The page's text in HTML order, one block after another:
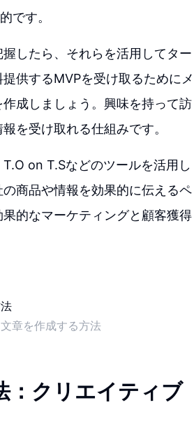
です。
したら、それらを活用してター
供するMVPを受け取るためにメ
成しましょう。興味を持って訪
を受け取れる仕組みです。
on T.Sなどのツールを活用し
商品や情報を効果的に伝えるペ
的なマーケティングと顧客獲得
章を作成する方法
：クリエイティブ